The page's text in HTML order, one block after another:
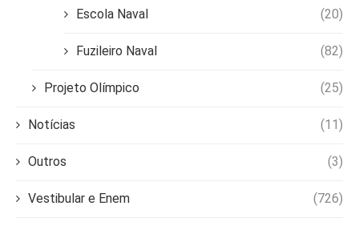
Escola Naval (20)
Fuzileiro Naval (82)
Projeto Olímpico (25)
Notícias (11)
Outros (3)
Vestibular e Enem (726)